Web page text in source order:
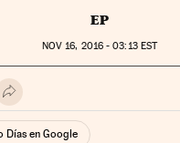
EP
NOV 16, 2016 - 03:13EST
Whatsapp
en Facebook
en Twitter
Desplegar Redes Sociales
Días en Google